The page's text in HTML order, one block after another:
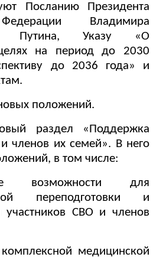
Посланию Президента
Владимира
Путина, Указу «О
на период до 2030
до 2036 года» и
положений.
раздел «Поддержка
членов их семей». В него
в том числе:
возможности для
переподготовки и
участников СВО и членов
комплексной медицинской